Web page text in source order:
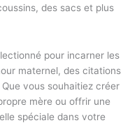
des sacs et plus
pour incarner les
maternel, des citations
vous souhaitiez créer
mère ou offrir une
spéciale dans votre